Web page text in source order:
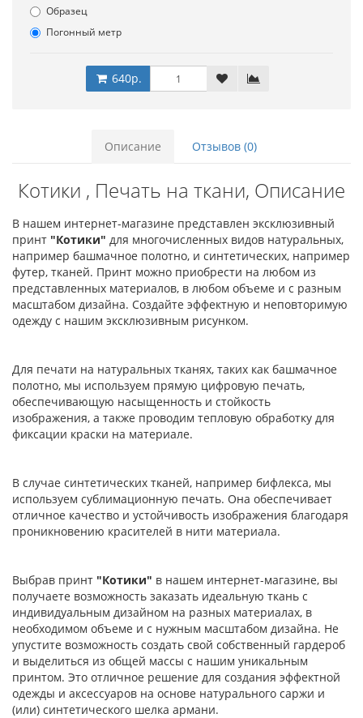
Образец
Погонный метр
640р.
Описание Отзывов (0)
Котики , Печать на ткани, Описание
В нашем интернет-магазине представлен эксклюзивный
принт "Котики" для многочисленных видов натуральных,
например башмачное полотно, и синтетических, например
футер, тканей. Принт можно приобрести на любом из
представленных материалов, в любом объеме и с разным
масштабом дизайна. Создайте эффектную и неповторимую
одежду с нашим эксклюзивным рисунком.
Для печати на натуральных тканях, таких как башмачное
полотно, мы используем прямую цифровую печать,
обеспечивающую насыщенность и стойкость
изображения, а также проводим тепловую обработку для
фиксации краски на материале.
В случае синтетических тканей, например бифлекса, мы
используем сублимационную печать. Она обеспечивает
отличное качество и устойчивость изображения благодаря
проникновению красителей в нити материала.
Выбрав принт "Котики" в нашем интернет-магазине, вы
получаете возможность заказать идеальную ткань с
индивидуальным дизайном на разных материалах, в
необходимом объеме и с нужным масштабом дизайна. Не
упустите возможность создать свой собственный гардероб
и выделиться из общей массы с нашим уникальным
принтом. Это отличное решение для создания эффектной
одежды и аксессуаров на основе натурального саржи и
(или) синтетического шелка армани.